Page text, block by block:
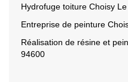
Hydrofuge toiture Choisy
Entreprise de peinture
Réalisation de résine et
94600